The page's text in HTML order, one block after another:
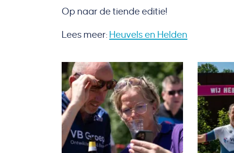
Op naar de tiende editie!
Lees meer: Heuvels en Helden